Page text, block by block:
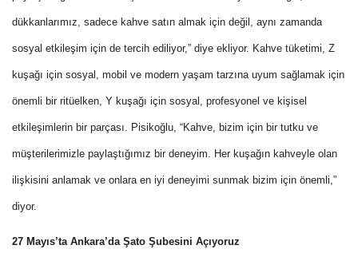
dükkanlarımız, sadece kahve satın almak için değil, aynı zamanda
sosyal etkileşim için de tercih ediliyor,” diye ekliyor. Kahve tüketimi, Z
kuşağı için sosyal, mobil ve modern yaşam tarzına uyum sağlamak için
önemli bir ritüelken, Y kuşağı için sosyal, profesyonel ve kişisel
etkileşimlerin bir parçası. Pisikoğlu, “Kahve, bizim için bir tutku ve
müşterilerimizle paylaştığımız bir deneyim. Her kuşağın kahveyle olan
ilişkisini anlamak ve onlara en iyi deneyimi sunmak bizim için önemli,”
diyor.
27 Mayıs’ta Ankara’da Şato Şubesini Açıyoruz